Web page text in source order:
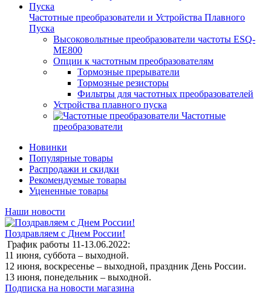
Частотные преобразователи и Устройства Плавного
Пуска
Высоковольтные преобразователи частоты ESQ-
ME800
Опции к частотным преобразователям
Тормозные прерыватели
Тормозные резисторы
Фильтры для частотных преобразователей
Устройства плавного пуска
Частотные
преобразователи
Новинки
Популярные товары
Распродажи и скидки
Рекомендуемые товары
Уцененные товары
Наши новости
Поздравляем с Днем России!
График работы 11-13.06.2022:
11 июня, суббота – выходной.
12 июня, воскресенье – выходной, праздник День России.
13 июня, понедельник – выходной.
Подписка на новости магазина